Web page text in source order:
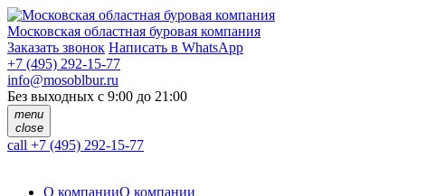
Московская областная буровая компания
Заказать звонок Написать в WhatsApp
+7 (495) 292-15-77
info@mosoblbur.ru
Без выходных с 9:00 до 21:00
menu
close
call +7 (495) 292-15-77
О компанииО компании